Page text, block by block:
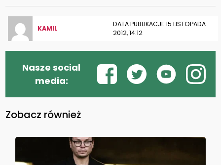
KAMIL
DATA PUBLIKACJI: 15 LISTOPADA
2012, 14:12
Nasze social
media:
Zobacz również